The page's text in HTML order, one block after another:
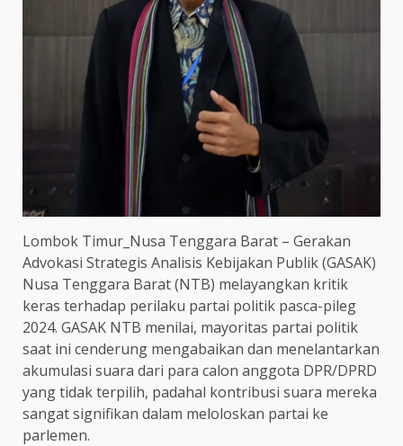
​Lombok Timur_Nusa Tenggara Barat – Gerakan
Advokasi Strategis Analisis Kebijakan Publik (GASAK)
Nusa Tenggara Barat (NTB) melayangkan kritik
keras terhadap perilaku partai politik pasca-pileg
2024. GASAK NTB menilai, mayoritas partai politik
saat ini cenderung mengabaikan dan menelantarkan
akumulasi suara dari para calon anggota DPR/DPRD
yang tidak terpilih, padahal kontribusi suara mereka
sangat signifikan dalam meloloskan partai ke
parlemen.